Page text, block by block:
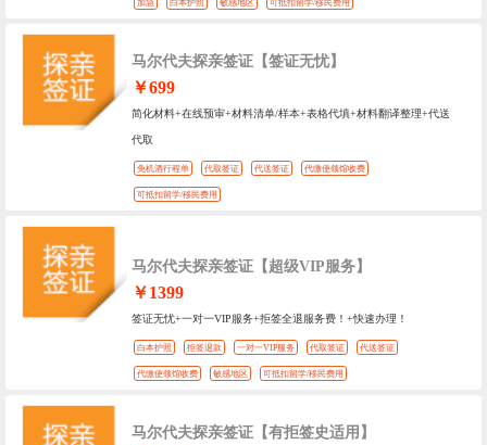
加急 白本护照 敏感地区 可抵扣留学/移民费用
马尔代夫探亲签证【签证无忧】
￥699
简化材料+在线预审+材料清单/样本+表格代填+材料翻译整理+代送
代取
免机酒行程单 代取签证 代送签证 代缴使领馆收费
可抵扣留学/移民费用
马尔代夫探亲签证【超级VIP服务】
￥1399
签证无忧+一对一VIP服务+拒签全退服务费！+快速办理！
白本护照 拒签退款 一对一VIP服务 代取签证 代送签证
代缴使领馆收费 敏感地区 可抵扣留学/移民费用
马尔代夫探亲签证【有拒签史适用】